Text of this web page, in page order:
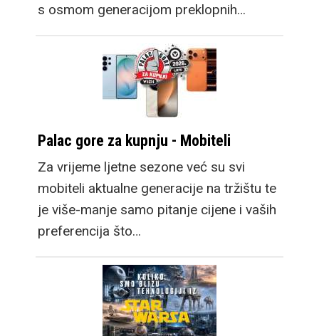
s osmom generacijom preklopnih…
Palac gore za kupnju - Mobiteli
Za vrijeme ljetne sezone već su svi
mobiteli aktualne generacije na tržištu te
je više-manje samo pitanje cijene i vaših
preferencija što…